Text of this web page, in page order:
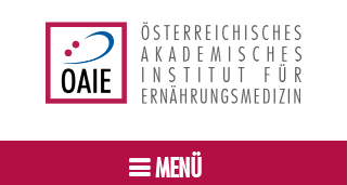
MENÜ